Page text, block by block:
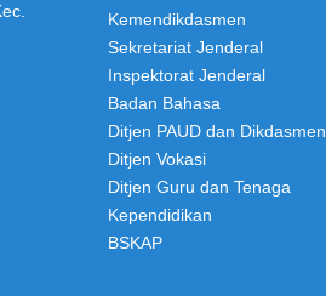
Kemendikdasmen
Sekretariat Jenderal
Inspektorat Jenderal
Badan Bahasa
Ditjen PAUD dan Dikdasmen
Ditjen Vokasi
Ditjen Guru dan Tenaga
Kependidikan
BSKAP